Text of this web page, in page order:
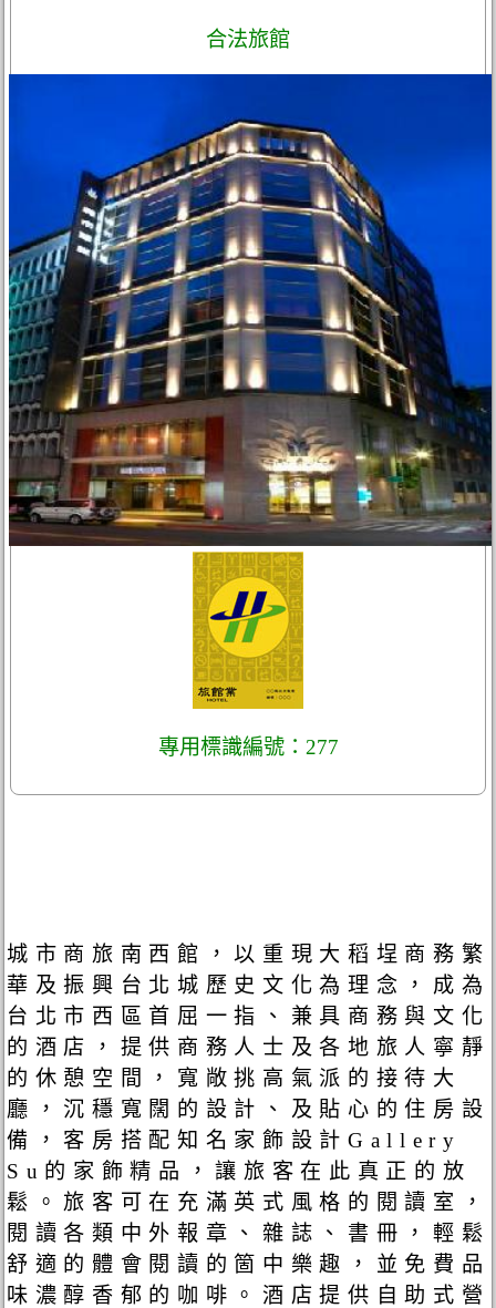
合法旅館
專用標識編號：277
城市商旅南西館，以重現大稻埕商務繁
華及振興台北城歷史文化為理念，成為
台北市西區首屈一指、兼具商務與文化
的酒店，提供商務人士及各地旅人寧靜
的休憩空間，寬敞挑高氣派的接待大
廳，沉穩寬闊的設計、及貼心的住房設
備，客房搭配知名家飾設計Gallery
Su的家飾精品，讓旅客在此真正的放
鬆。旅客可在充滿英式風格的閱讀室，
閱讀各類中外報章、雜誌、書冊，輕鬆
舒適的體會閱讀的箇中樂趣，並免費品
味濃醇香郁的咖啡。酒店提供自助式營